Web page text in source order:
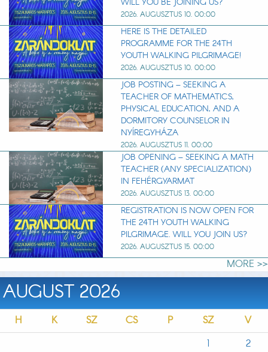
WILL YOU BE JOINING US?
2026. AUGUSZTUS 10. 00:00
HERE IS THE DETAILED
PROGRAMME FOR THE 24TH
YOUTH WALKING PILGRIMAGE!
2026. AUGUSZTUS 10. 00:00
JOB POSTING – SEEKING A
TEACHER OF MATHEMATICS,
PHYSICAL EDUCATION, AND A
DORMITORY COUNSELOR IN
NYÍREGYHÁZA
2026. AUGUSZTUS 11. 00:00
JOB OPENING – SEEKING A MATH
TEACHER (ANY SPECIALIZATION)
IN FEHÉRGYARMAT
2026. AUGUSZTUS 13. 00:00
REGISTRATION IS NOW OPEN FOR
THE 24TH YOUTH WALKING
PILGRIMAGE. WILL YOU JOIN US?
2026. AUGUSZTUS 15. 00:00
MORE >>
AUGUST 2026
H K SZ CS P SZ
V
1
2